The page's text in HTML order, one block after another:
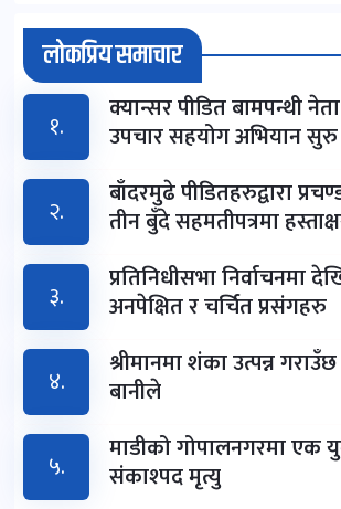
लोकप्रिय समाचार
१. क्यान्सर पीडित बामपन्थी
उपचार सहयोग अभियान सुरु
२.
बाँदरमुढे पीडितहरुद्वारा
तीन बुँदे सहमतीपत्रमा
३.
प्रतिनिधीसभा निर्वाचनमा
अनपेक्षित र चर्चित प्रसंगहरु
४.
श्रीमानमा शंका उत्पन्न
बानीले
५.
माडीको गोपालनगरमा एक
संकाश्पद मृत्यु